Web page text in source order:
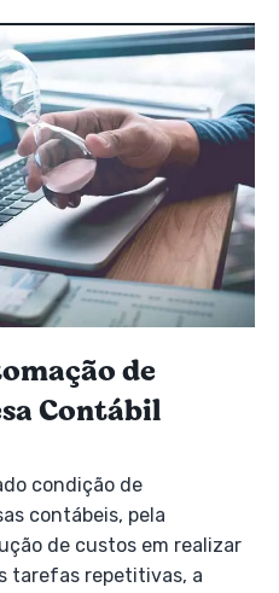
de
Contábil
condição de
contábeis, pela
de custos em realizar
tarefas repetitivas, a